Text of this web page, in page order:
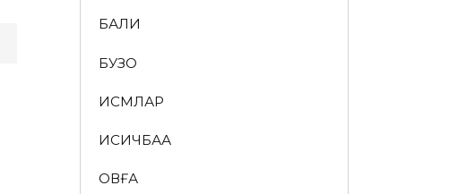
БАЛИҚ
БУЗОҚ
ИСМЛАР
ҚИСҚИЧБАҚА
ҚОВҒА